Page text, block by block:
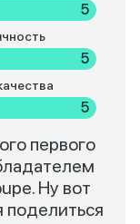
5
5
5
первого
Ну вот
поделиться